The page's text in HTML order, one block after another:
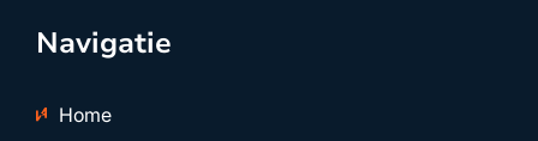
Navigatie
Home